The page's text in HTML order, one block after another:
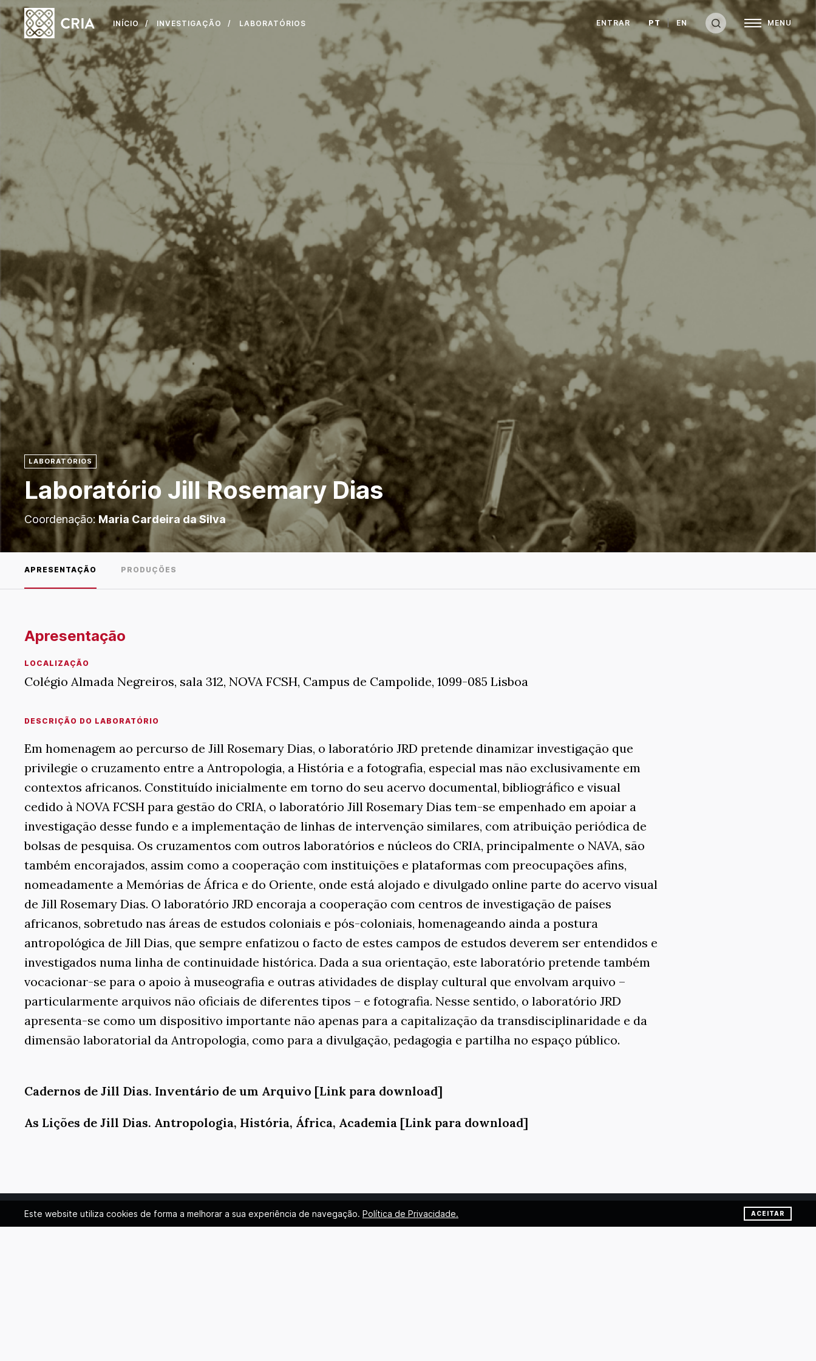
INÍCIO INVESTIGAÇÃO LABORATÓRIOS ENTRAR PT EN MENU
LABORATÓRIOS
Laboratório Jill Rosemary Dias
Coordenação:Maria Cardeira da Silva
APRESENTAÇÃO PRODUÇÕES
Apresentação
LOCALIZAÇÃO
Colégio Almada Negreiros, sala 312, NOVA FCSH, Campus de Campolide, 1099-085 Lisboa
DESCRIÇÃO DO LABORATÓRIO
Em homenagem ao percurso de Jill Rosemary Dias, o laboratório JRD pretende dinamizar investigação que
privilegie o cruzamento entre a Antropologia, a História e a fotografia, especial mas não exclusivamente em
contextos africanos. Constituído inicialmente em torno do seu acervo documental, bibliográfico e visual
cedido à NOVA FCSH para gestão do CRIA, o laboratório Jill Rosemary Dias tem-se empenhado em apoiar a
investigação desse fundo e a implementação de linhas de intervenção similares, com atribuição periódica de
bolsas de pesquisa. Os cruzamentos com outros laboratórios e núcleos do CRIA, principalmente o NAVA, são
também encorajados, assim como a cooperação com instituições e plataformas com preocupações afins,
nomeadamente a Memórias de África e do Oriente, onde está alojado e divulgado online parte do acervo visual
de Jill Rosemary Dias. O laboratório JRD encoraja a cooperação com centros de investigação de países
africanos, sobretudo nas áreas de estudos coloniais e pós-coloniais, homenageando ainda a postura
antropológica de Jill Dias, que sempre enfatizou o facto de estes campos de estudos deverem ser entendidos e
investigados numa linha de continuidade histórica. Dada a sua orientação, este laboratório pretende também
vocacionar-se para o apoio à museografia e outras atividades de display cultural que envolvam arquivo –
particularmente arquivos não oficiais de diferentes tipos – e fotografia. Nesse sentido, o laboratório JRD
apresenta-se como um dispositivo importante não apenas para a capitalização da transdisciplinaridade e da
dimensão laboratorial da Antropologia, como para a divulgação, pedagogia e partilha no espaço público.
Cadernos de Jill Dias. Inventário de um Arquivo [Link para download]
As Lições de Jill Dias. Antropologia, História, África, Academia [Link para download]
Este website utiliza cookies de forma a melhorar a sua experiência de navegação. Política de Privacidade. ACEITAR